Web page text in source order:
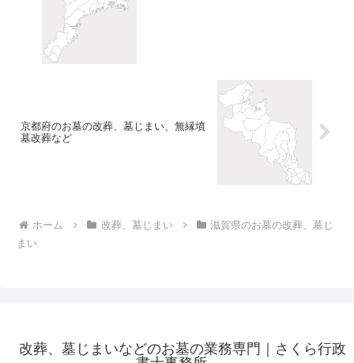
京都府のお墓の改葬、墓じまい、無縁墳
墓改葬など
ホーム 改葬、墓じまい
滋賀県のお墓の改葬、墓じ
まい
改葬、墓じまいなどのお墓の業務専門｜さくら行政